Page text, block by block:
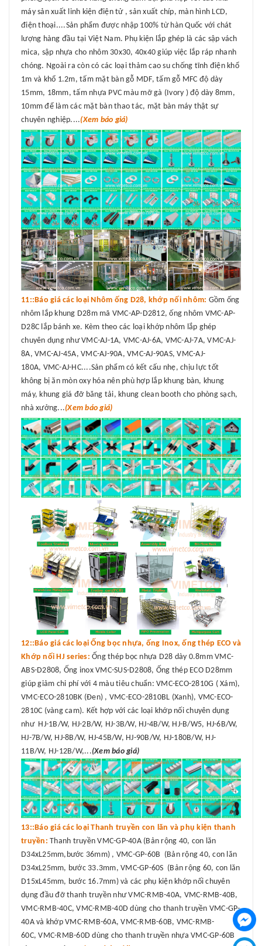
máy sản xuất linh kiện điện tử , sản xuất chíp, màn hình LCD,
điện thoại....Sản phẩm được nhập 100% từ hàn Quốc với chát
lượng hàng đầu tại Việt Nam. Phụ kiện lắp ghép là các sập vách
mica, sập nhựa cho nhôm 30x30, 40x40 giúp việc lắp ráp nhanh
chóng. Ngoài ra còn có các loại thảm cao su chống tĩnh điện khổ
1m và khổ 1.2m, tấm mặt bàn gỗ MDF, tấm gỗ MFC độ dày
15mm, 18mm, tấm nhựa PVC màu mỡ gà (Ivory ) độ dày 8mm,
10mm để làm các mặt bàn thao tác, mặt bàn máy thật sự
chuyên nghiệp....(Xem báo giá)
11::Báo giá các loại Nhôm ống D28, khớp nối nhôm: Gồm ống
nhôm lắp khung D28m mã VMC-AP-D2812, ống nhôm VMC-AP-
D28C lắp bánh xe. Kèm theo các loại khớp nhôm lắp ghép
chuyên dụng như VMC-AJ-1A, VMC-AJ-6A, VMC-AJ-7A, VMC-AJ-
8A, VMC-AJ-45A, VMC-AJ-90A, VMC-AJ-90AS, VMC-AJ-
180A, VMC-AJ-HC....Sản phẩm có kết cấu nhẹ, chịu lực tốt
không bị ăn mòn oxy hóa nên phù hợp lắp khung bàn, khung
máy, khung giá đỡ băng tải, khung clean booth cho phòng sạch,
nhà xưởng...(Xem báo giá)
12::Báo giá các loại Ống bọc nhựa, ống Inox, ống thép ECO và
Khớp nối HJ series: Ống thép bọc nhựa D28 dày 0.8mm VMC-
ABS-D2808, Ống inox VMC-SUS-D2808, Ống thép ECO D28mm
giúp giảm chi phí với 4 màu tiêu chuẩn: VMC-ECO-2810G ( Xám),
VMC-ECO-2810BK (Đen) , VMC-ECO-2810BL (Xanh), VMC-ECO-
2810C (vàng cam). Kết hợp với các loại khớp nối chuyên dụng
như HJ-1B/W, HJ-2B/W, HJ-3B/W, HJ-4B/W, HJ-B/W5, HJ-6B/W,
HJ-7B/W, HJ-8B/W, HJ-45B/W, HJ-90B/W, HJ-180B/W, HJ-
11B/W, HJ-12B/W,...(Xem báo giá)
13::Báo giá các loại Thanh truyền con lăn và phụ kiện thanh
truyền: Thanh truyền VMC-GP-40A (Bản rộng 40, con lăn
D34xL25mm,bước 36mm) , VMC-GP-60B (Bản rộng 40, con lăn
D34xL25mm, bước 33.3mm, VMC-GP-60S (Bản rộng 60, con lăn
D15xL45mm, bước 16.7mm) và các phụ kiện khớp nối chuyên
dụng đầu đỡ thanh truyền như VMC-RMB-40A, VMC-RMB-40B,
VMC-RMB-40C, VMC-RMB-40D dùng cho thanh truyền VMC-GP-
40A và khớp VMC-RMB-60A, VMC-RMB-60B, VMC-RMB-
60C, VMC-RMB-60D dùng cho thanh truyền nhựa VMC-GP-60B